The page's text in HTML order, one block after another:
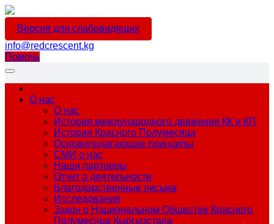
Версия для слабовидящих
info@redcrescent.kg
Помочь
О нас
О нас
История международного движения КК и КП
История Красного Полумесяца
Основополагающие принципы
СМИ о нас
Наши партнеры
Отчет о деятельности
Благодарственные письма
Исследования
Закон о Национальном Обществе Красного
Полумесяца Кыргызстана